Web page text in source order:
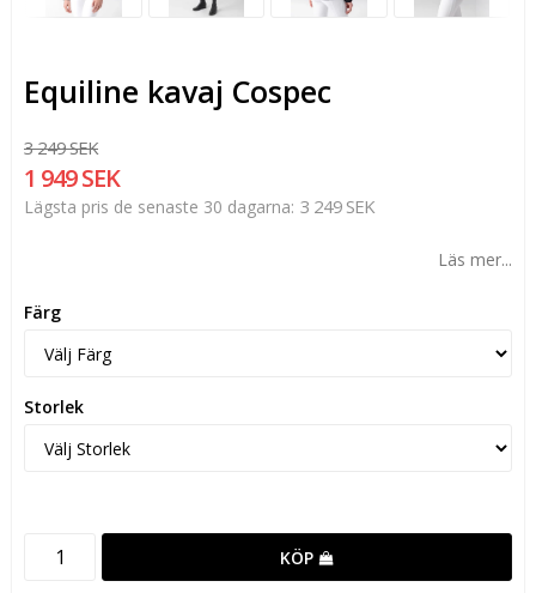
Equiline kavaj Cospec
3 249 SEK
1 949 SEK
Lägsta pris de senaste 30 dagarna 3 249 SEK
Läs mer...
Färg
Storlek
KÖP